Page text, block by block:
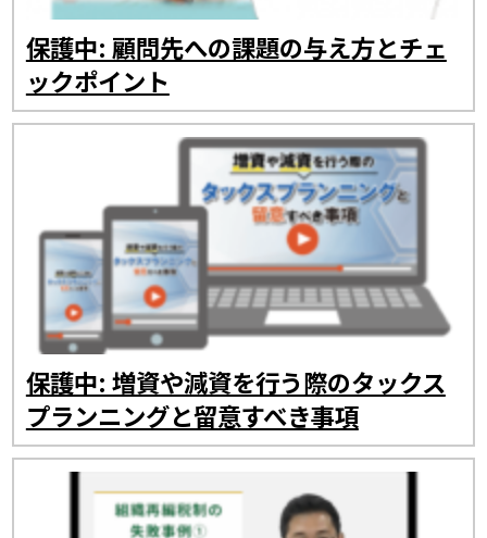
保護中: 顧問先への課題の与え方とチェ
ックポイント
保護中: 増資や減資を行う際のタックス
プランニングと留意すべき事項